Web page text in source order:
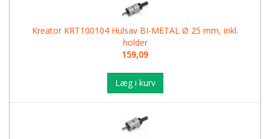
Kreator KRT100104 Hulsav BI-METAL Ø 25 mm, inkl.
holder
159,09
Læg i kurv